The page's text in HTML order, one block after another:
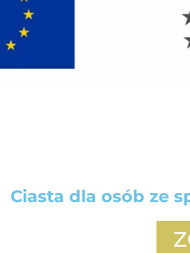
Ciasta dla osób ze